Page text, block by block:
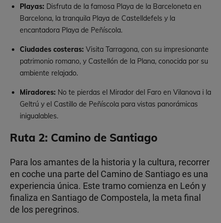
Playas: Disfruta de la famosa Playa de la Barceloneta en
Barcelona, la tranquila Playa de Castelldefels y la
encantadora Playa de Peñíscola.
Ciudades costeras: Visita Tarragona, con su impresionante
patrimonio romano, y Castellón de la Plana, conocida por su
ambiente relajado.
Miradores: No te pierdas el Mirador del Faro en Vilanova i la
Geltrú y el Castillo de Peñíscola para vistas panorámicas
inigualables.
Ruta 2: Camino de Santiago
Para los amantes de la historia y la cultura, recorrer
en coche una parte del Camino de Santiago es una
experiencia única. Este tramo comienza en León y
finaliza en Santiago de Compostela, la meta final
de los peregrinos.